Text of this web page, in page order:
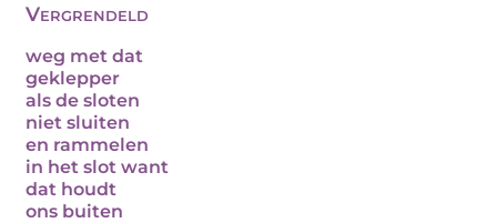
Vergrendeld
weg met dat
geklepper
als de sloten
niet sluiten
en rammelen
in het slot want
dat houdt
ons buiten